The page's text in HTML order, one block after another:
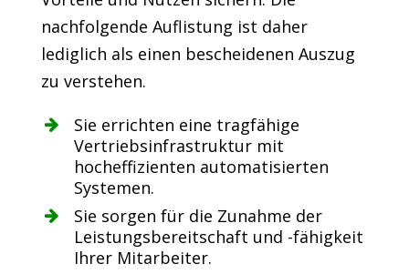
nachfolgende Auflistung ist daher
lediglich als einen bescheidenen Auszug
zu verstehen.
Sie errichten eine tragfähige
Vertriebsinfrastruktur mit
hocheffizienten automatisierten
Systemen.
Sie sorgen für die Zunahme der
Leistungsbereitschaft und -fähigkeit
Ihrer Mitarbeiter.